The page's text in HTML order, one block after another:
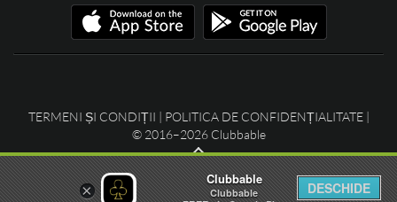
TERMENI ȘI CONDIȚII | POLITICA DE CONFIDENȚIALITATE|
© 2016–2026 Clubbable
×
Clubbable
Clubbable
DESCHIDE